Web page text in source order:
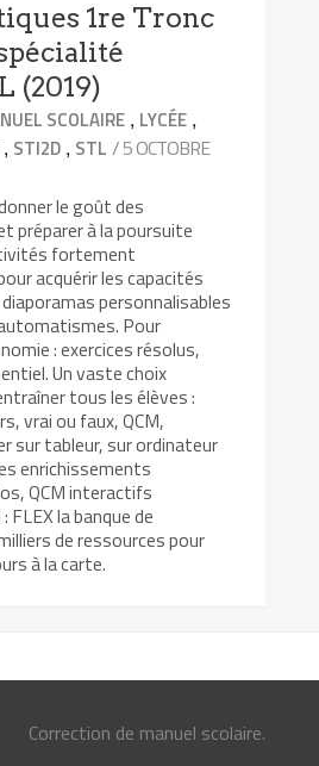
1re Tronc
(2019)
SCOLAIRE , LYCÉE ,
, STI2D , STL / 5 OCTOBRE
le goût des
préparer à la poursuite
fortement
acquérir les capacités
personnalisables
Pour
: exercices résolus,
Un vaste choix
tous les élèves :
vrai ou faux, QCM,
sur tableur, sur ordinateur
enrichissements
QCM interactifs
la banque de
de ressources pour
à la carte.
Correction de manuel scolaire.